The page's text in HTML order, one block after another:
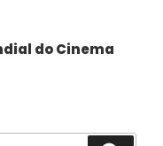
do Cinema